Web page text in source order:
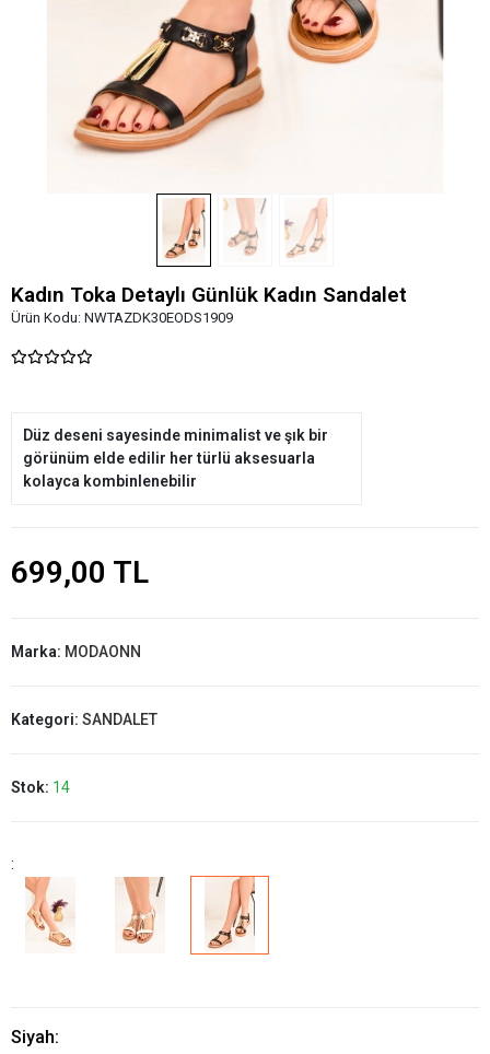
Kadın Toka Detaylı Günlük Kadın Sandalet
Ürün Kodu: NWTAZDK30EODS1909
Düz deseni sayesinde minimalist ve şık bir
görünüm elde edilir her türlü aksesuarla
kolayca kombinlenebilir
699,00 TL
Marka: MODAONN
Kategori: SANDALET
Stok: 14
:
Siyah: